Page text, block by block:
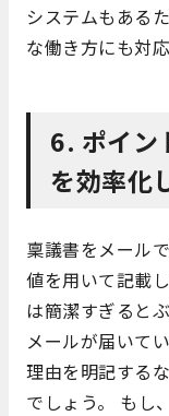
システムもある
な働き方にも対
6. ポイン
を効率化
稟議書をメール
値を用いて記載
は簡潔すぎると
メールが届いて
理由を明記する
でしょう。 もし